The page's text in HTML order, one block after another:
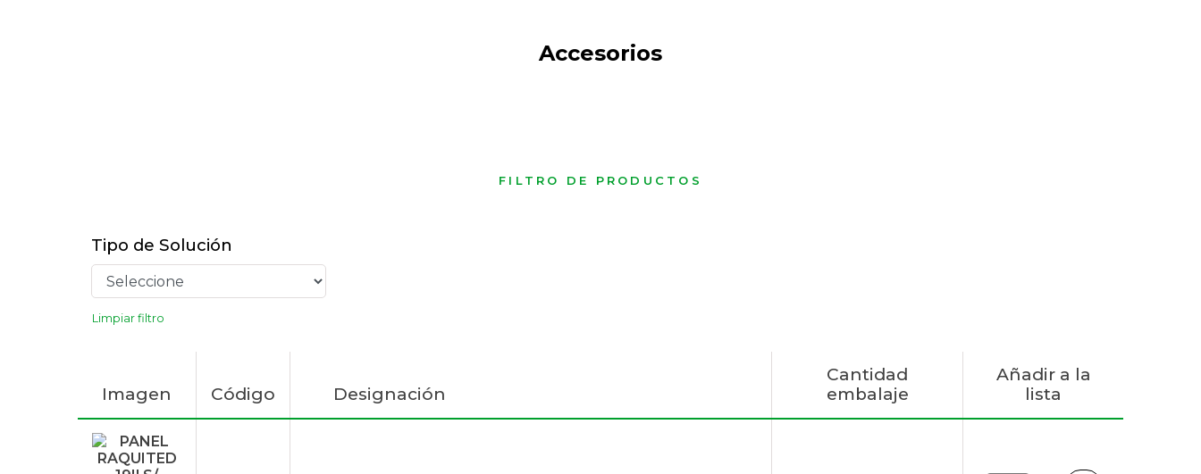
Accesorios
FILTRO DE PRODUCTOS
Tipo de Solución
Limpiar filtro
Imagen Código Designación
Cantidad
embalaje
Añadir a la
lista